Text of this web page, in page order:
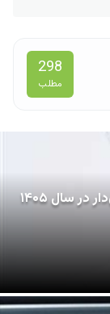
298
مطلب
سال ۱۴۰۵